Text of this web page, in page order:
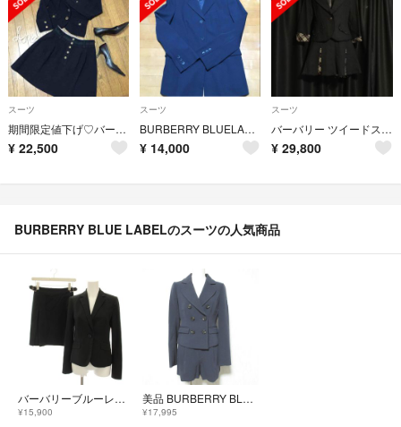
スーツ
期間限定値下げ♡バーバリー スーツ セットアップ
¥ 22,500
スーツ
BURBERRY BLUELABELスーツ美品スカート&ジャケットサイズ38
¥ 14,000
スーツ
バーバリー ツイードスーツ ブラック
¥ 29,800
BURBERRY BLUE LABELのスーツの人気商品
バーバリーブルーレーベル スーツ セットアップ ジャケット スカート 36 34
¥15,900
美品 BURBERRY BLUE LABEL バーバリーブルーレーベル 裏地ノバチェック ダブルジャケット ショートパンツ セットアップ 36 ネイビー レディース 古着 中古 USED
¥17,995